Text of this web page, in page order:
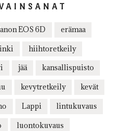
EOS 6D erämaa
hiihtoretkeily
jää kansallispuisto
kevytretkeily kevät
Lappi lintukuvaus
luontokuvaus